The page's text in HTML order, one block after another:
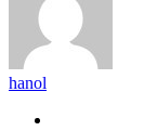
hanol